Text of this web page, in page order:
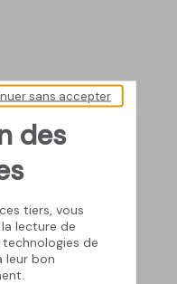
des
tiers, vous
lecture de
de
leur bon
sans accepter